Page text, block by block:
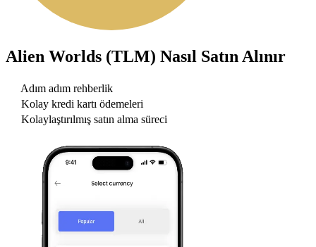
Alien Worlds (TLM) Nasıl Satın Alınır
Adım adım rehberlik
Kolay kredi kartı ödemeleri
Kolaylaştırılmış satın alma süreci